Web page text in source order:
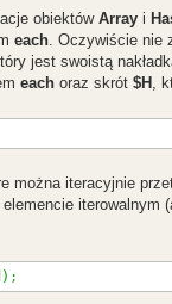
obiektów Arrayi
each. Oczywiście nie
jest swoistą
eachoraz skrót $H ,
można iteracyjnie
iterowalnym
) ;